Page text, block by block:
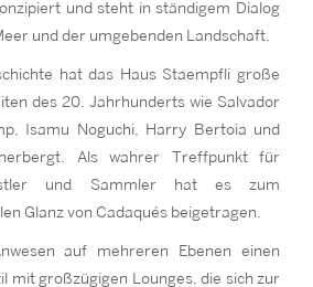
und steht in ständigem Dialog
und der umgebenden Landschaft.
hat das Haus Staempfli große
des 20. Jahrhunderts wie Salvador
Isamu Noguchi, Harry Bertoia und
Als wahrer Treffpunkt für
und Sammler hat es zum
Glanz von Cadaqués beigetragen.
auf mehreren Ebenen einen
mit großzügigen Lounges, die sich zur